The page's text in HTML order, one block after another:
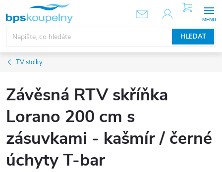
obsah
HLEDAT
NÁKUPNÍ
KOŠÍK
TV stolky
Závěsná RTV skříňka
Lorano 200 cm s
zásuvkami - kašmír / černé
úchyty T-bar